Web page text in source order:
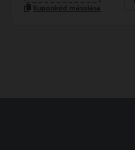
Kuponkód másolása